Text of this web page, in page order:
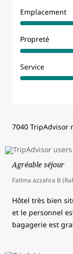
Emplacement
Propreté
Service
7040 TripAdvisor
Agréable séjour
Fatima azzahra B
Hôtel très bien
et le personnel
bagagerie est